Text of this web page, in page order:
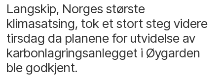
Langskip, Norges største
klimasatsing, tok et stort steg videre
tirsdag da planene for utvidelse av
karbonlagringsanlegget i Øygarden
ble godkjent.